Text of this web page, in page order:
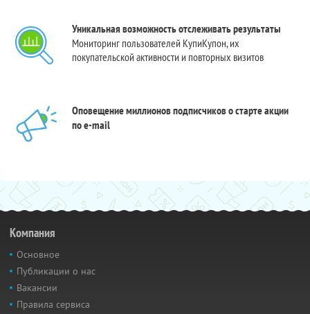
Уникальная возможность отслеживать результаты
Мониторинг пользователей КупиКупон, их
покупательской активности и повторных визитов
Оповещение миллионов подписчиков о старте акции
по e-mail
Компания
Основное
Публикации о нас
Вакансии
Правила сервиса